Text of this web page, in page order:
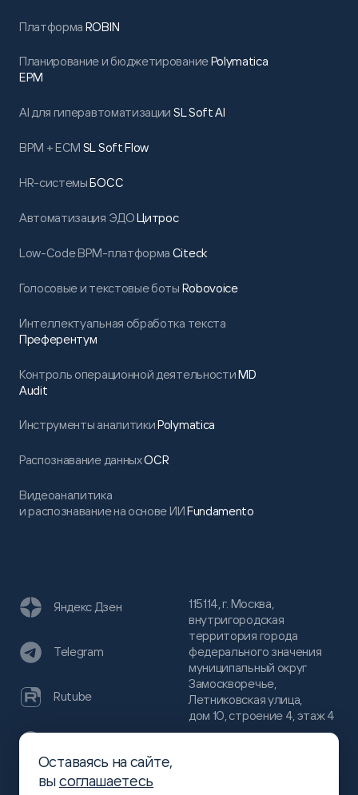
Платформа ROBIN
Планирование и бюджетированиеPolymatica
EPM
AI для гиперавтоматизации SL Soft AI
BPM + ECM SL Soft Flow
HR-системыБОСС
Автоматизация ЭДОЦитрос
Low-Code BPM-платформа Citeck
Голосовые и текстовые боты Robovoice
Интеллектуальная обработка текста
Преферентум
Контроль операционной деятельностиMD
Audit
Инструменты аналитикиPolymatica
Распознавание данныхOCR
Видеоаналитика
и распознавание на основе ИИFundamento
115114, г. Москва,
внутригородская
территория города
федерального значения
муниципальный округ
Замоскворечье,
Летниковская улица,
дом 10, строение 4, этаж 4
Яндекс Дзен
Telegram
Rutube
Хабр
Оставаясь на сайте,
высоглашаетесь